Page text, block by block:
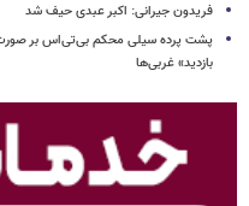
فریدون جیرانی: اکبر عبدی حیف شد
پشت پرده سیلی محکم بی‌تی‌اس بر صورت
بازدید» غربی‌ها